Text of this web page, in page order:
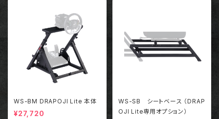
WS-BM DRAPOJI Lite 本体
¥27,720
WS-SB シートベース （DRAP
OJI Lite専用オプション）